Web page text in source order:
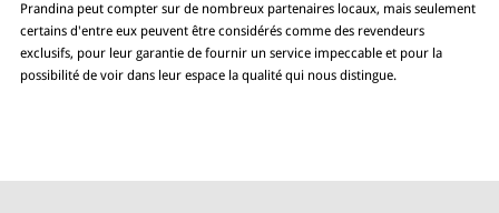
Prandina peut compter sur de nombreux partenaires locaux, mais seulement
certains d'entre eux peuvent être considérés comme des revendeurs
exclusifs, pour leur garantie de fournir un service impeccable et pour la
possibilité de voir dans leur espace la qualité qui nous distingue.